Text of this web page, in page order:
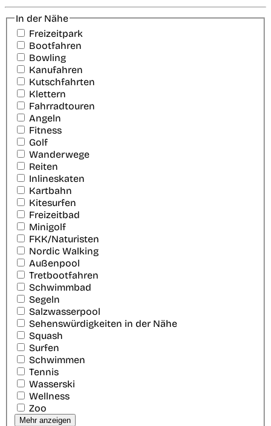
In der Nähe
Freizeitpark
Bootfahren
Bowling
Kanufahren
Kutschfahrten
Klettern
Fahrradtouren
Angeln
Fitness
Golf
Wanderwege
Reiten
Inlineskaten
Kartbahn
Kitesurfen
Freizeitbad
Minigolf
FKK/Naturisten
Nordic Walking
Außenpool
Tretbootfahren
Schwimmbad
Segeln
Salzwasserpool
Sehenswürdigkeiten in der Nähe
Squash
Surfen
Schwimmen
Tennis
Wasserski
Wellness
Zoo
Mehr anzeigen